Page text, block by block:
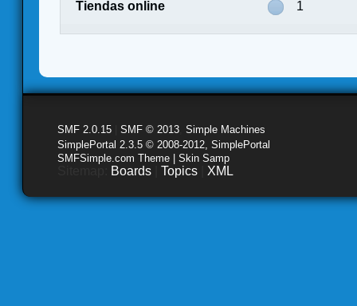
Tiendas online
1
SMF 2.0.15 SMF © 2013 Simple Machines
SimplePortal 2.3.5 © 2008-2012, SimplePortal
SMFSimple.com Theme | Skin Samp
Boards Topics XML